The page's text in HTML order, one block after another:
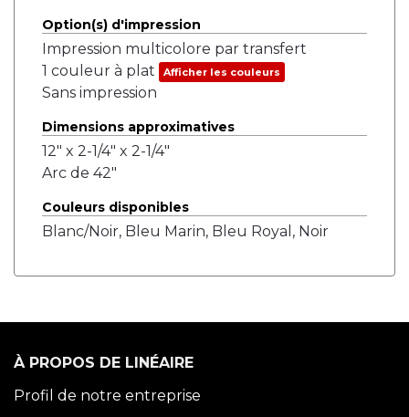
Option(s) d'impression
Impression multicolore par transfert
1 couleur à plat
Afficher les couleurs
Sans impression
Dimensions approximatives
12" x 2-1/4" x 2-1/4"
Arc de 42"
Couleurs disponibles
Blanc/Noir, Bleu Marin, Bleu Royal, Noir
À PROPOS DE LINÉAIRE
Profil de notre entreprise